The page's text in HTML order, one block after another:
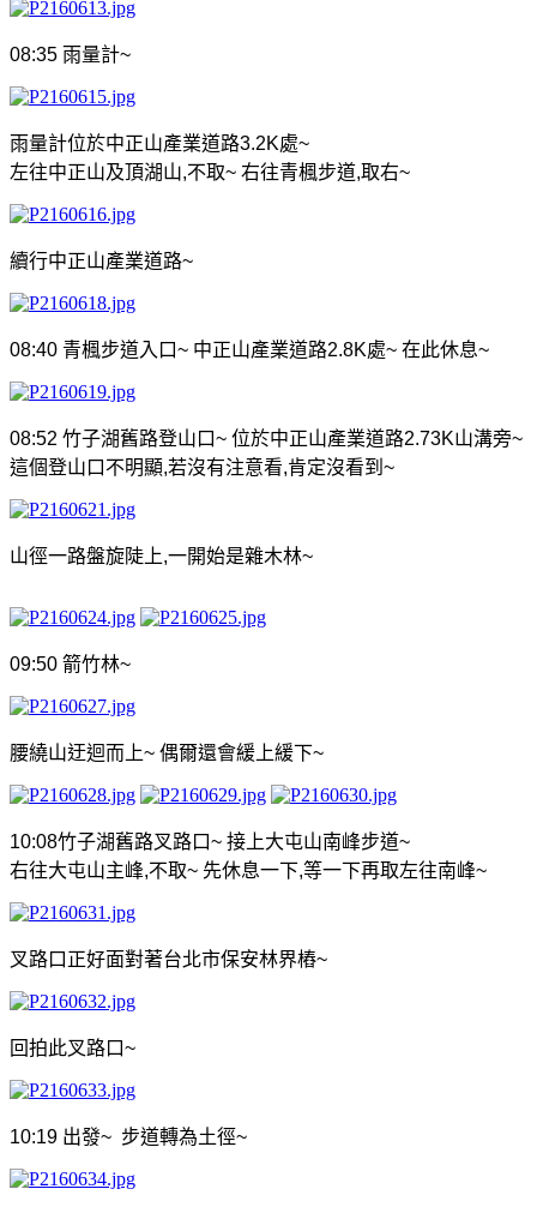
08:35 雨量計~
雨量計位於中正山產業道路3.2K處~
左往中正山及頂湖山,不取~ 右往青楓步道,取右~
續行中正山產業道路~
08:40 青楓步道入口~ 中正山產業道路2.8K處~ 在此休息~
08:52 竹子湖舊路登山口~ 位於中正山產業道路2.73K山溝旁~
這個登山口不明顯,若沒有注意看,肯定沒看到 ~
山徑一路盤旋陡上,一開始是雜木林~
09:50 箭竹林~
腰繞山迂迴而上~ 偶爾還會緩上緩下~
10:08竹子湖舊路叉路口~ 接上大屯山南峰步道~
右往大屯山主峰,不取~ 先休息一下,等一下再取左往南峰~
叉路口正好面對著台北市保安林界樁~
回拍此叉路口~
10:19 出發~ 步道轉為土徑~